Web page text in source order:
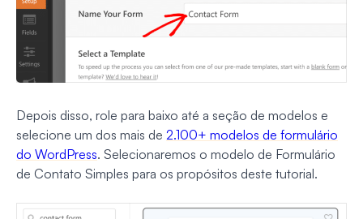
Depois disso, role para baixo até a seção de modelos e
selecione um dos mais de 2.100+ modelos de formulário
do WordPress. Selecionaremos o modelo de Formulário
de Contato Simples para os propósitos deste tutorial.